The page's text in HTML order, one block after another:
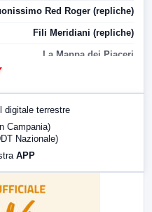
Red Roger (repliche)
Fili Meridiani (repliche)
La Mappa dei Piaceri
digitale terrestre
Campania)
Nazionale)
APP